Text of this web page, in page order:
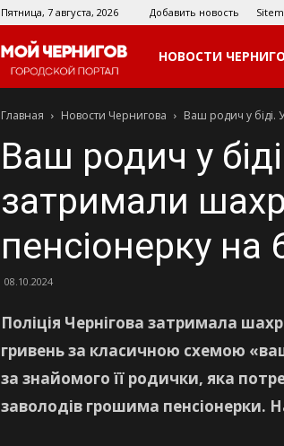
Пятница, 7 августа, 2026 Добавить новость
Мой
Чернигов
НОВОСТИ
Главная Новости Чернигова Ваш родич у біді.
Ваш родич у
затримали
пенсіонерку на
08.10.2024
Поліція Чернігова затримала
гривень за класичною схемою
за знайомого її родички, яка
заволодів грошима пенсіонерки.